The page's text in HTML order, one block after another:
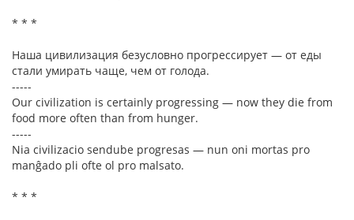
* * *
Наша цивилизация безусловно прогрессирует — от еды
стали умирать чаще, чем от голода.
-----
Our civilization is certainly progressing — now they die from
food more often than from hunger.
-----
Nia civilizacio sendube progresas — nun oni mortas pro
manĝado pli ofte ol pro malsato.
* * *